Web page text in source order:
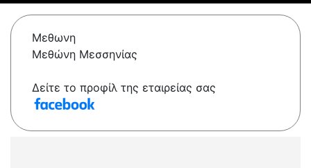
Μεθωνη
Μεθώνη Μεσσηνίας
Δείτε το προφίλ της εταιρείας σας